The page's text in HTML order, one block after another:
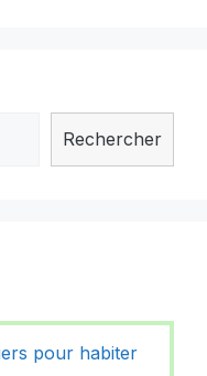
Rechercher
pour habiter